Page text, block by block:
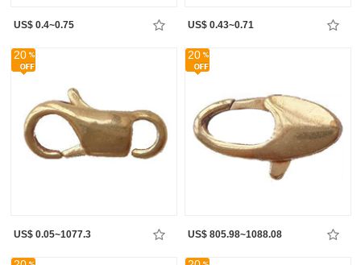
US$ 0.4~0.75 US$ 0.43~0.71
20
US$ 0.05~1077.3
20
US$ 805.98~1088.08